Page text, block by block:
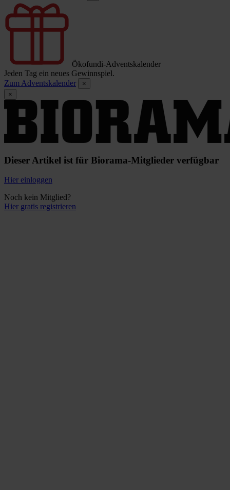
Ökofundi-Adventskalender
Jeden Tag ein neues Gewinnspiel.
Zum Adventskalender
×
×
Dieser Artikel ist für Biorama-Mitglieder verfügbar
Hier einloggen
Noch kein Mitglied?
Hier gratis registrieren